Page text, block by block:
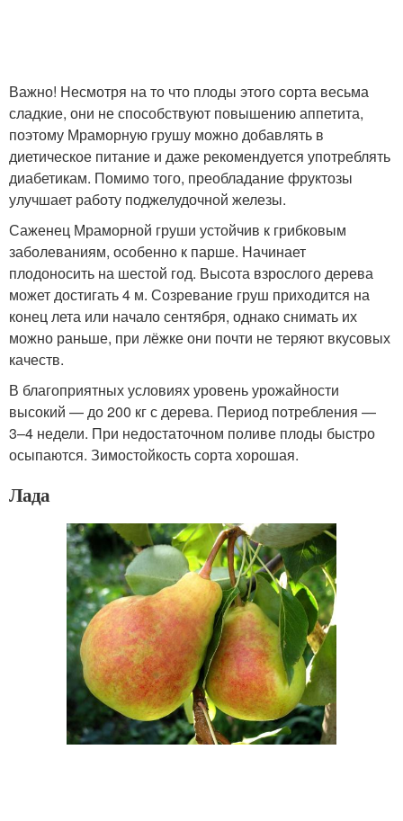
Важно! Несмотря на то что плоды этого сорта весьма
сладкие, они не способствуют повышению аппетита,
поэтому Мраморную грушу можно добавлять в
диетическое питание и даже рекомендуется употреблять
диабетикам. Помимо того, преобладание фруктозы
улучшает работу поджелудочной железы.
Саженец Мраморной груши устойчив к грибковым
заболеваниям, особенно к парше. Начинает
плодоносить на шестой год. Высота взрослого дерева
может достигать 4 м. Созревание груш приходится на
конец лета или начало сентября, однако снимать их
можно раньше, при лёжке они почти не теряют вкусовых
качеств.
В благоприятных условиях уровень урожайности
высокий — до 200 кг с дерева. Период потребления —
3–4 недели. При недостаточном поливе плоды быстро
осыпаются. Зимостойкость сорта хорошая.
Лада